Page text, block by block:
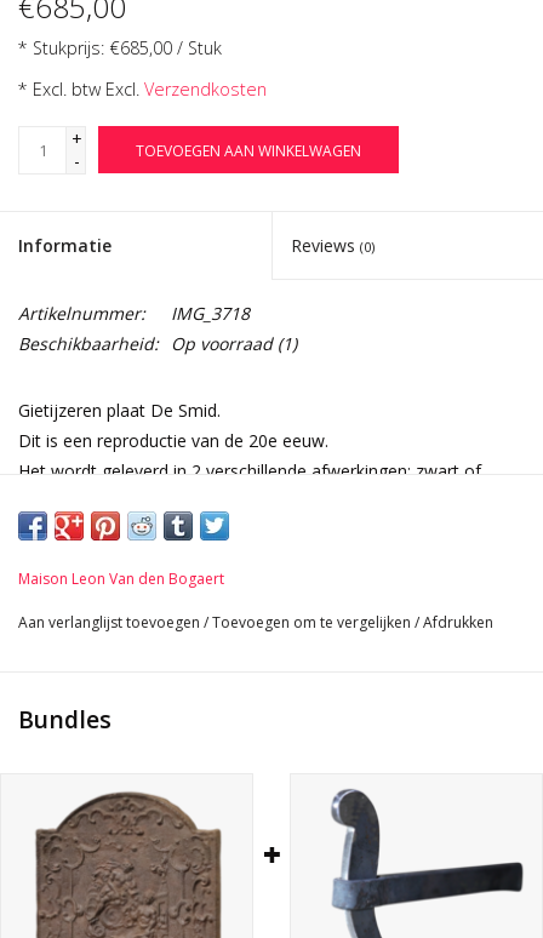
* Stukprijs: €685,00 / Stuk
* Excl. btw Excl. Verzendkosten
+
-
TOEVOEGEN AAN WINKELWAGEN
Informatie Reviews (0)
Artikelnummer:
IMG_3718
Beschikbaarheid: Op voorraad(1)
Gietijzeren plaat De Smid.
Dit is een reproductie van de 20e eeuw.
Het wordt geleverd in 2 verschillende afwerkingen: zwart of
Afmetingen:
67 cm Hoogte 26,38 Inch
2,5 cm Dikte 0,98 Inch
Maison Leon Van den Bogaert
Aan verlanglijst toevoegen /Toevoegen om te vergelijken /Afdrukken
Bundles